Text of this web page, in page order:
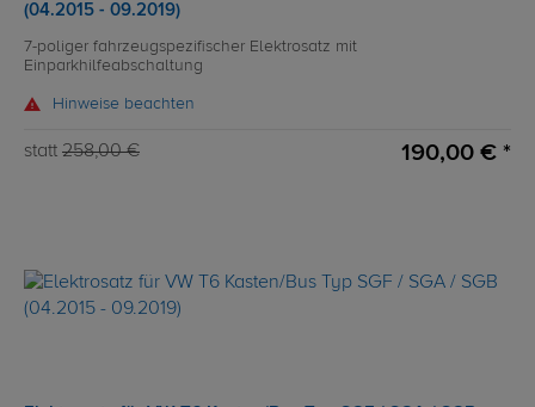
(04.2015 - 09.2019)
7-poliger fahrzeugspezifischer Elektrosatz mit
Einparkhilfeabschaltung
Hinweise beachten
statt 258,00 € 190,00 € *